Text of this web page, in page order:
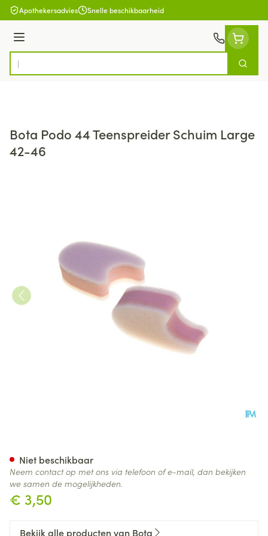
Ga naar de inhoud
Apothekersadvies Snelle beschikbaarheid
Menu
Product, merk, categorie...
Zoek
Bota Podo 44 Teenspreider Schuim Large
42-46
€ 3,50
Niet beschikbaar
Neem contact op met ons via telefoon of e-mail, dan bekijken
we samen de mogelijkheden.
Bekijk alle producten van Bota